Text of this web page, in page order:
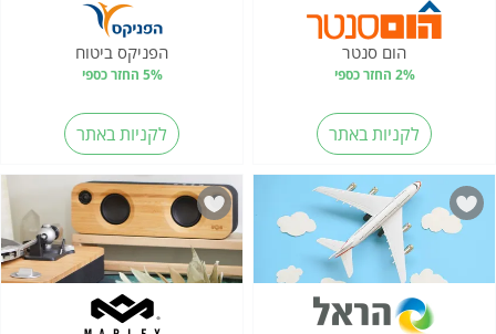
הום סנטר
2% החזר כספי
לקניות באתר
הפניקס ביטוח
5% החזר כספי
לקניות באתר